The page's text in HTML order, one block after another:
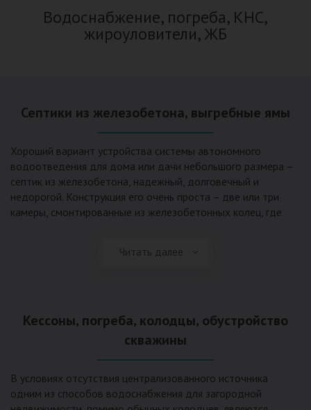
Водоснабжение, погреба, КНС,
жироуловители, ЖБ
Септики из железобетона, выгребные ямы
Хороший вариант устройства системы автономного
водоотведения для дома или дачи небольшого размера –
септик из железобетона, надежный, долговечный и
недорогой. Конструкция его очень проста – две или три
камеры, смонтированные из железобетонных колец, где
слой дренажа, устроенный из щебня и песка. Для септика
большую прочность по сравнению с пластиковыми
Читать далее
Кессоны, погреба, колодцы, обустройство
скважины
В условиях отсутствия централизованного источника
одним из способов водоснабжения для загородной